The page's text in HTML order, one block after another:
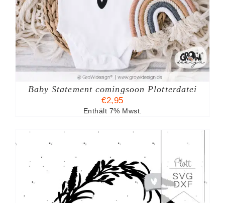
Baby Statement comingsoon Plotterdatei
€2,95
Enthält 7% Mwst.